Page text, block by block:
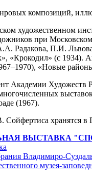
композиций,
художественном
при
Радакова, П.И.
«Крокодил» (с 1934).
«Новые
Академии
(1967).
Сойфертиса
ВЫСТАВКА
Владимиро-
музея-